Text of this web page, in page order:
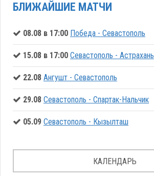
БЛИЖАЙШИЕ МАТЧИ
08.08 в 17:00 Победа - Севастополь
15.08 в 17:00 Севастополь - Астрахань
22.08 Ангушт - Севастополь
29.08 Севастополь - Спартак-Нальчик
05.09 Севастополь - Кызылташ
КАЛЕНДАРЬ